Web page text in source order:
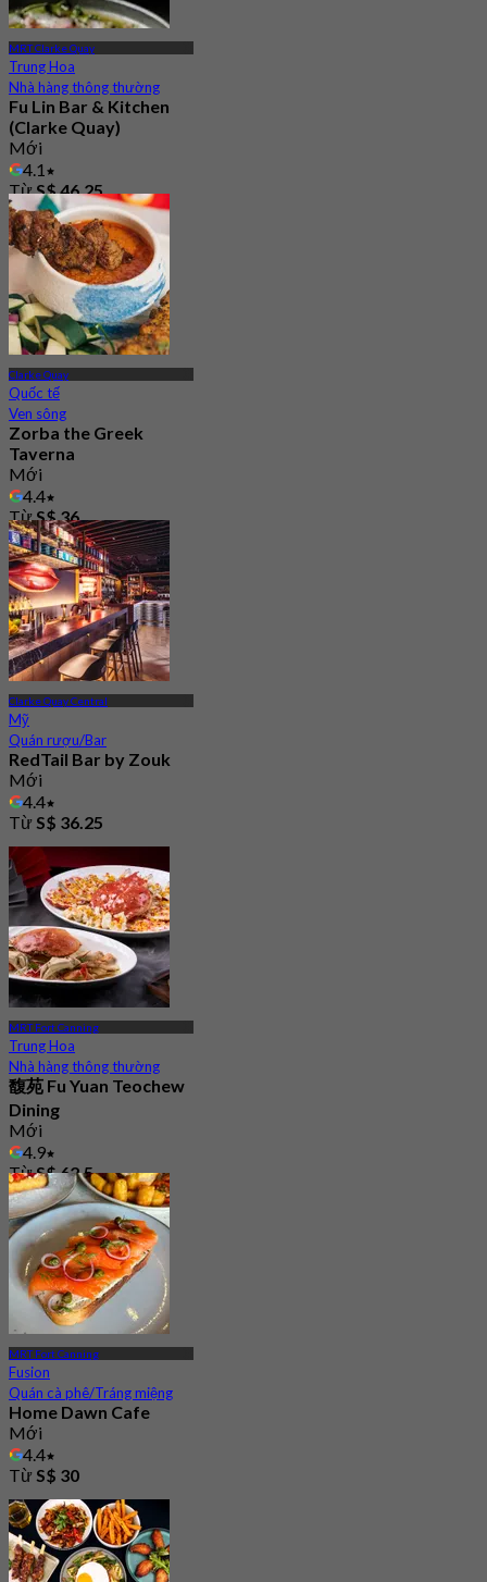
MRT Clarke Quay
Trung Hoa
Nhà hàng thông thường
Fu Lin Bar & Kitchen
(Clarke Quay)
Mới
4.1
TừS$ 46.25
Clarke Quay
Quốc tế
Ven sông
Zorba the Greek
Taverna
Mới
4.4
TừS$ 36
Clarke Quay Central
Mỹ
Quán rượu/Bar
RedTail Bar by Zouk
Mới
4.4
Từ S$ 36.25
MRT Fort Canning
Trung Hoa
Nhà hàng thông thường
馥苑 Fu Yuan Teochew
Dining
Mới
4.9
TừS$ 62.5
MRT Fort Canning
Fusion
Quán cà phê/Tráng miệng
Home Dawn Cafe
Mới
4.4
Từ S$ 30